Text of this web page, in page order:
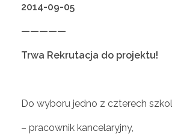
m
ł
d
2014-09-05
—————
Trwa Rekrutacja do projektu!
Do wyboru jedno z czterech
– pracownik kancelaryjny,